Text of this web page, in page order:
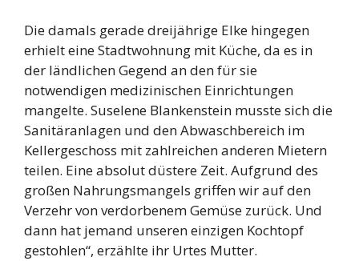
Die damals gerade dreijährige Elke hingegen
erhielt eine Stadtwohnung mit Küche, da es in
der ländlichen Gegend an den für sie
notwendigen medizinischen Einrichtungen
mangelte. Suselene Blankenstein musste sich die
Sanitäranlagen und den Abwaschbereich im
Kellergeschoss mit zahlreichen anderen Mietern
teilen. Eine absolut düstere Zeit. Aufgrund des
großen Nahrungsmangels griffen wir auf den
Verzehr von verdorbenem Gemüse zurück. Und
dann hat jemand unseren einzigen Kochtopf
gestohlen“, erzählte ihr Urtes Mutter.